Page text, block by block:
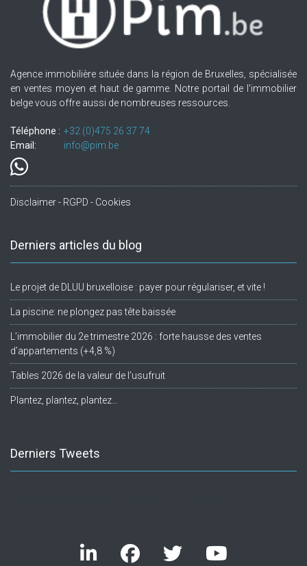
Agence immobilière située dans la région de Bruxelles, spécialisée
en ventes moyen et haut de gamme. Notre portail de l'immobilier
belge vous offre aussi de nombreuses ressources.
Téléphone : +32.(0)475 26 37 74
Email:
info@pim.be
Disclaimer - RGPD - Cookies
Derniers articles du blog
Le projet de DLUU bruxelloise : payer pour régulariser, et vite !
La piscine: ne plongez pas tête baissée
L’immobilier du 2e trimestre 2026 : forte hausse des ventes
d’appartements (+4,8 %)
Tables 2026 de la valeur de l’usufruit
Plantez, plantez, plantez…
Derniers Tweets